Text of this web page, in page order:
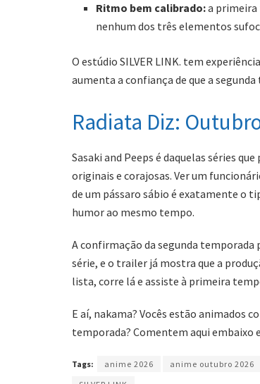
Ritmo bem calibrado:a primeira
nenhum dos três elementos
O estúdio SILVER LINK. tem
aumenta a confiança de que a
Radiata Diz:
Sasaki and Peeps é daquelas séries
originais e corajosas. Ver um
de um pássaro sábio é exatamente o
humor ao mesmo tempo.
A confirmação da segunda temporada
série, e o trailer já mostra que a
lista, corre lá e assiste à primeira
E aí, nakama? Vocês estão animados
temporada? Comentem aqui embaixo
Tags: anime 2026 anime outubro 2026